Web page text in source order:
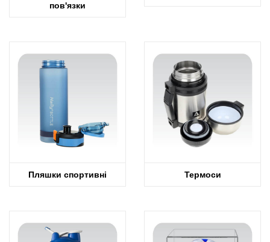
пов'язки
Пляшки спортивні Термоси